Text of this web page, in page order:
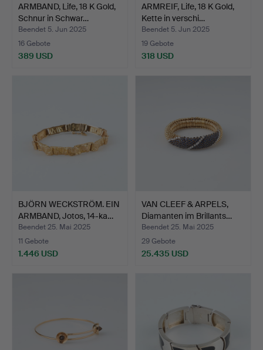
ARMBAND, Life, 18 K Gold,
Schnur in Schwar…
Beendet 5. Jun 2025
16 Gebote
389 USD
ARMREIF, Life, 18 K Gold,
Kette in verschi…
Beendet 5. Jun 2025
19 Gebote
318 USD
BJÖRN WECKSTRÖM. EIN
ARMBAND, Jotos, 14-ka…
Beendet 25. Mai 2025
11 Gebote
1.446 USD
VAN CLEEF & ARPELS,
Diamanten im Brillants…
Beendet 25. Mai 2025
29 Gebote
25.435 USD